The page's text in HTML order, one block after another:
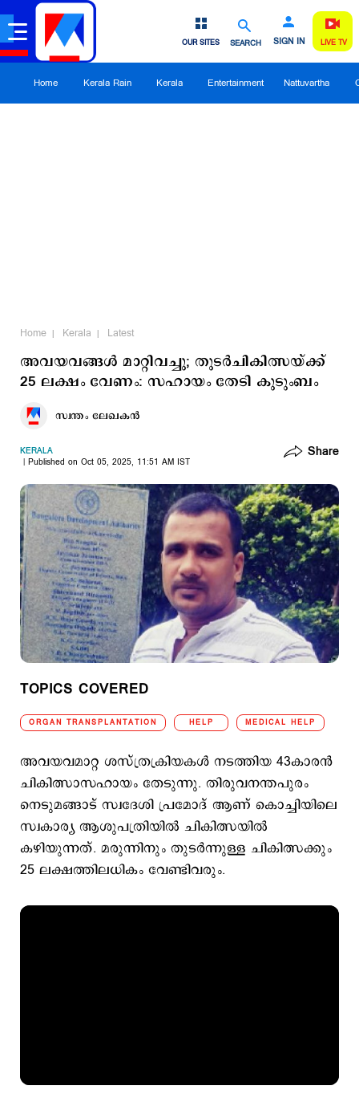
SEARCH SIGN IN
OUR SITES LIVE TV
Home Kerala Rain Kerala Entertainment Nattuvartha
Home Kerala Latest
അവയവങ്ങൾ മാറ്റിവച്ചു; തുടർചികിത്സയ്ക്ക്
25 ലക്ഷം വേണം: സഹായം തേടി കുടുംബം
സ്വന്തം ലേഖകൻ
KERALA
Published on Oct 05, 2025, 11:51 AM IST
Share
TOPICS COVERED
ORGAN TRANSPLANTATION HELP MEDICAL HELP
അവയവമാറ്റ ശസ്ത്രക്രിയകൾ നടത്തിയ 43കാരൻ
ചികിത്സാസഹായം തേടുന്നു. തിരുവനന്തപുരം
നെടുമങ്ങാട് സ്വദേശി പ്രമോദ് ആണ് കൊച്ചിയിലെ
സ്വകാര്യ ആശുപത്രിയിൽ ചികിത്സയിൽ
കഴിയുന്നത്. മരുന്നിനും തുടർന്നുള്ള ചികിത്സക്കും
25 ലക്ഷത്തിലധികം വേണ്ടിവരും.